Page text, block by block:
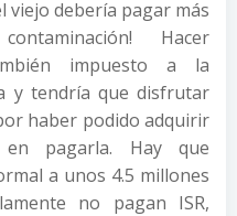
viejo debería pagar más
Hacer
impuesto a la
y tendría que disfrutar
haber podido adquirir
pagarla. Hay que
a unos 4.5 millones
no pagan ISR,